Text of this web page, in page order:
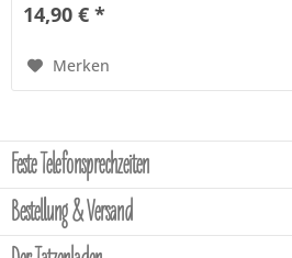
14,90 € *
Merken
Feste Telefonsprechzeiten
Bestellung & Versand